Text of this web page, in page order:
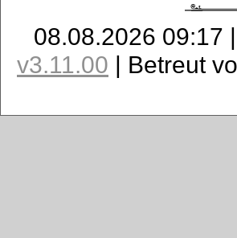
08.08.2026 09:17
v3.11.00 | Betreut